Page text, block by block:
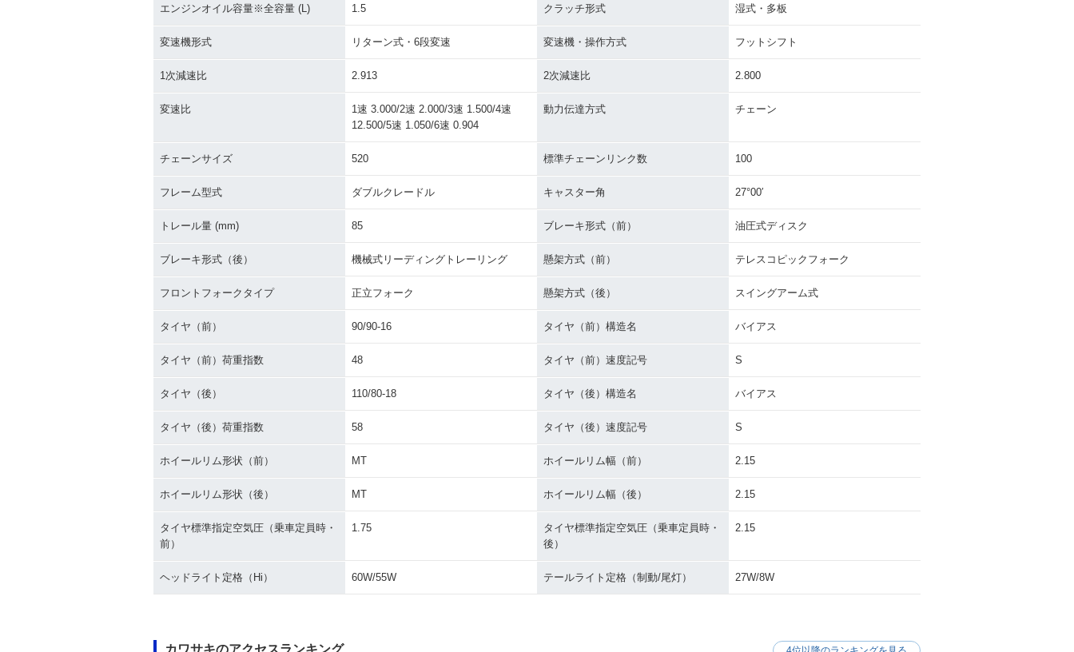
エンジンオイル容量※全容量 (L) 1.5 クラッチ形式 湿式・多板
変速機形式 リターン式・6段変速 変速機・操作方式 フットシフト
1次減速比 2.913 2次減速比 2.800
変速比
1速 3.000/2速 2.000/3速 1.500/4速
12.500/5速 1.050/6速 0.904
動力伝達方式 チェーン
チェーンサイズ 520 標準チェーンリンク数 100
フレーム型式 ダブルクレードル キャスター角 27°00′
トレール量 (mm) 85 ブレーキ形式（前） 油圧式ディスク
ブレーキ形式（後） 機械式リーディングトレーリング 懸架方式（前） テレスコピックフォーク
フロントフォークタイプ 正立フォーク 懸架方式（後） スイングアーム式
タイヤ（前） 90/90-16 タイヤ（前）構造名 バイアス
タイヤ（前）荷重指数 48 タイヤ（前）速度記号 S
タイヤ（後） 110/80-18 タイヤ（後）構造名 バイアス
タイヤ（後）荷重指数 58 タイヤ（後）速度記号 S
ホイールリム形状（前） MT ホイールリム幅（前） 2.15
ホイールリム形状（後） MT ホイールリム幅（後） 2.15
タイヤ標準指定空気圧（乗車定員時・
前）
1.75
タイヤ標準指定空気圧（乗車定員時・
後）
2.15
ヘッドライト定格（Hi） 60W/55W テールライト定格（制動/尾灯） 27W/8W
カワサキのアクセスランキング